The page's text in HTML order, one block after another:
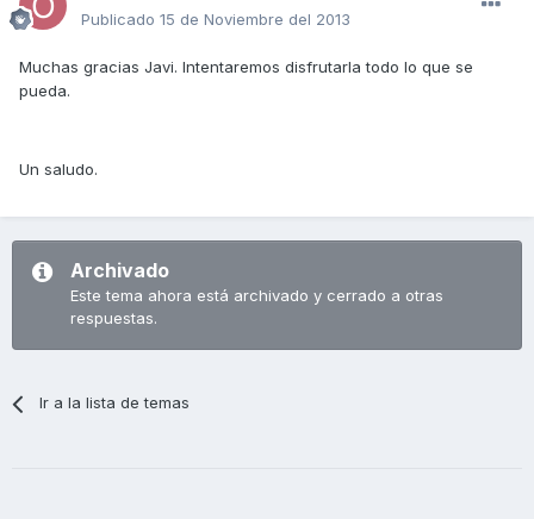
Publicado 15 de Noviembre del 2013
Muchas gracias Javi. Intentaremos disfrutarla todo lo que se
pueda.
Un saludo.
Archivado
Este tema ahora está archivado y cerrado a otras
respuestas.
Ir a la lista de temas